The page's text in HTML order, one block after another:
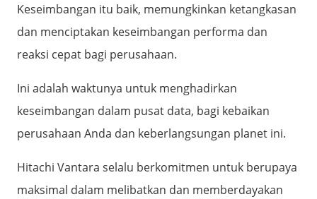
Keseimbangan itu baik, memungkinkan ketangkasan
dan menciptakan keseimbangan performa dan
reaksi cepat bagi perusahaan.
Ini adalah waktunya untuk menghadirkan
keseimbangan dalam pusat data, bagi kebaikan
perusahaan Anda dan keberlangsungan planet ini.
Hitachi Vantara selalu berkomitmen untuk berupaya
maksimal dalam melibatkan dan memberdayakan